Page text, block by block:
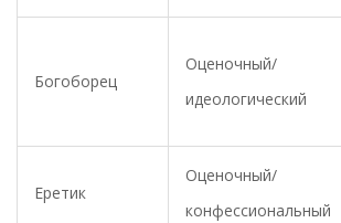
Богоборец
Оценочный/
идеологический
Еретик
Оценочный/
конфессиональный